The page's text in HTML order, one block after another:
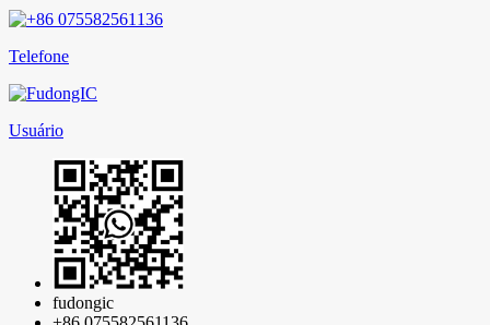
Telefone
Usuário
fudongic